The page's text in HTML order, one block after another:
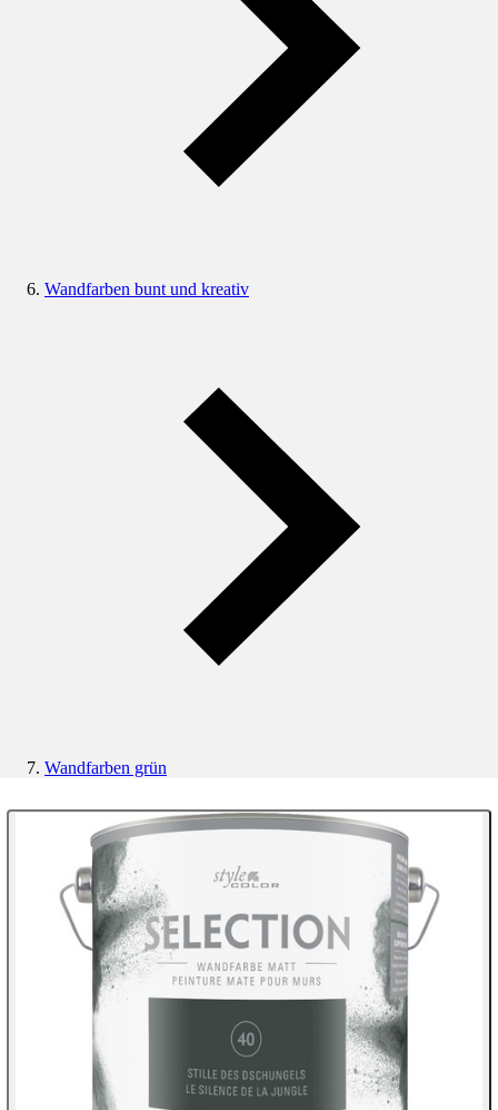
Wandfarben bunt und kreativ
Wandfarben grün